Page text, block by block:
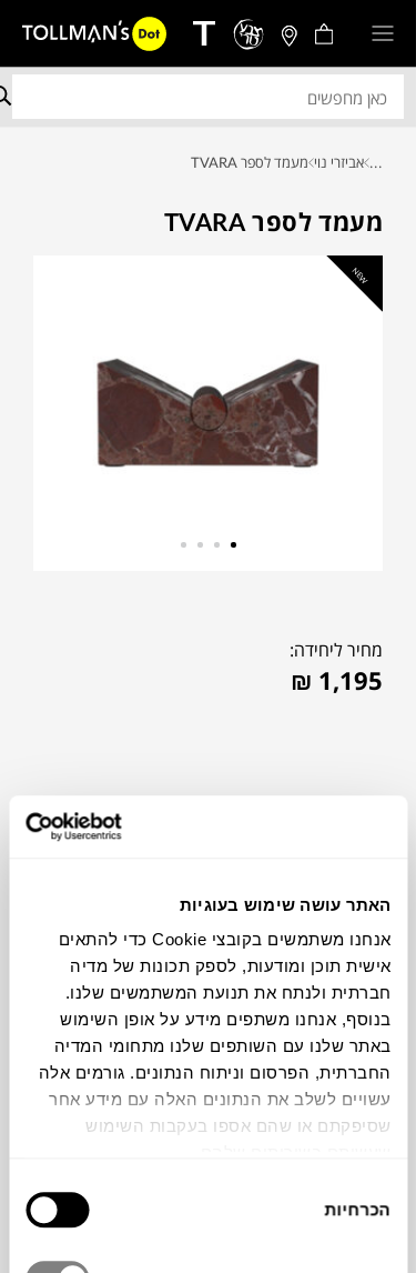
האתר עושה שימוש בעוגיות
אנחנו משתמשים בקובצי Cookie כדי להתאים
אישית תוכן ומודעות, לספק תכונות של מדיה
חברתית ולנתח את תנועת המשתמשים שלנו.
בנוסף, אנחנו משתפים מידע על אופן השימוש
באתר שלנו עם השותפים שלנו מתחומי המדיה
החברתית, הפרסום וניתוח הנתונים. גורמים אלה
עשויים לשלב את הנתונים האלה עם מידע אחר
שסיפקתם או שהם אספו בעקבות השימוש
הסכמה
הכרחיות
... אביזרי נוי מעמד לספר TVARA
מעמד לספר TVARA
NEW
מחיר ליחידה:
₪ 1,195
תוכלו למצוא אותי ב:
חלה שגיאה. אנא רעננו את הדף ונסו שנית
צבעים